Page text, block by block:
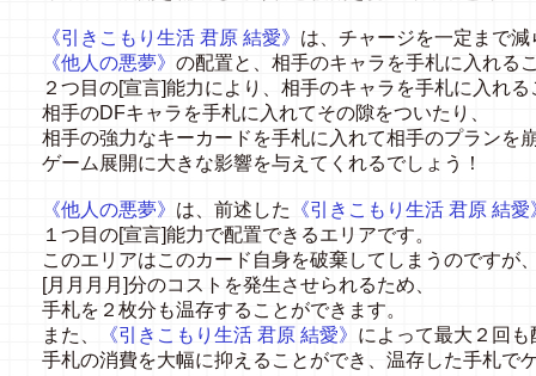
《引きこもり生活 君原 結愛》 は、チャージを一定まで
《他人の悪夢》 の配置と、相手のキャラを手札に入れる
２つ目の[宣言]能力により、相手のキャラを手札に入れ
相手のDFキャラを手札に入れてその隙をついたり、
相手の強力なキーカードを手札に入れて相手のプランを
ゲーム展開に大きな影響を与えてくれるでしょう！
《他人の悪夢》 は、前述した 《引きこもり生活 君原 結愛
１つ目の[宣言]能力で配置できるエリアです。
このエリアはこのカード自身を破棄してしまうのですが
[月月月月 ]分のコストを発生させられるため、
手札を２枚分も温存することができます。
また、
《引きこもり生活 君原 結愛》 によって最大２回
手札の消費を大幅に抑えることができ、温存した手札で